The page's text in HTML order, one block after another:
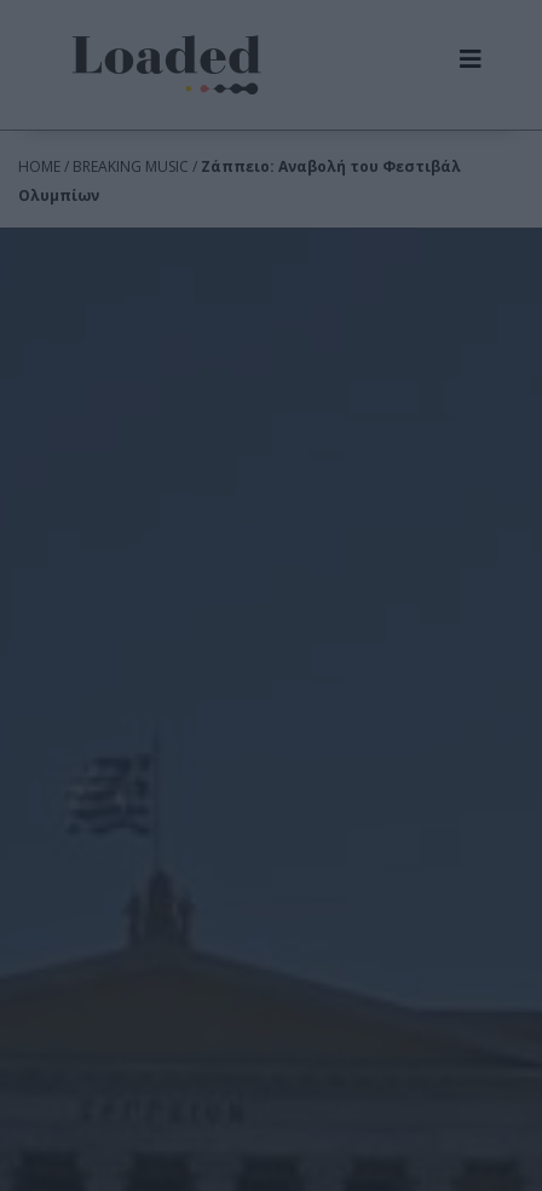
HOME / BREAKING MUSIC / Ζάππειο: Αναβολή του Φεστιβάλ
Ολυμπίων